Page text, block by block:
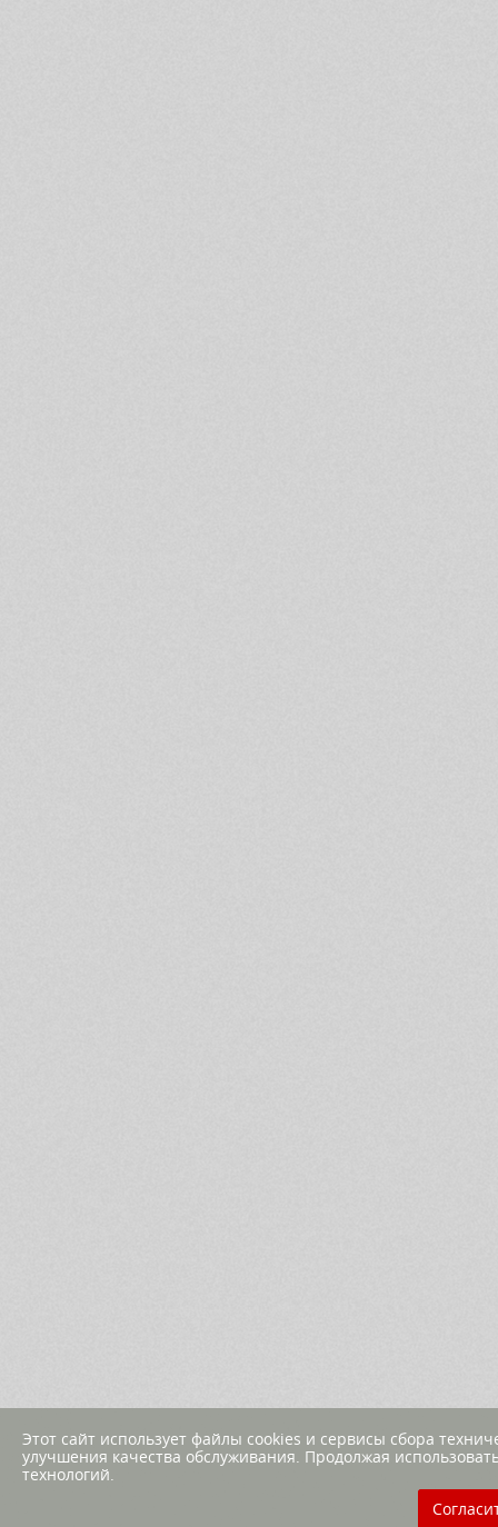
Этот сайт использует файлы cookies и сервисы сбора
улучшения качества обслуживания. Продолжая
технологий.